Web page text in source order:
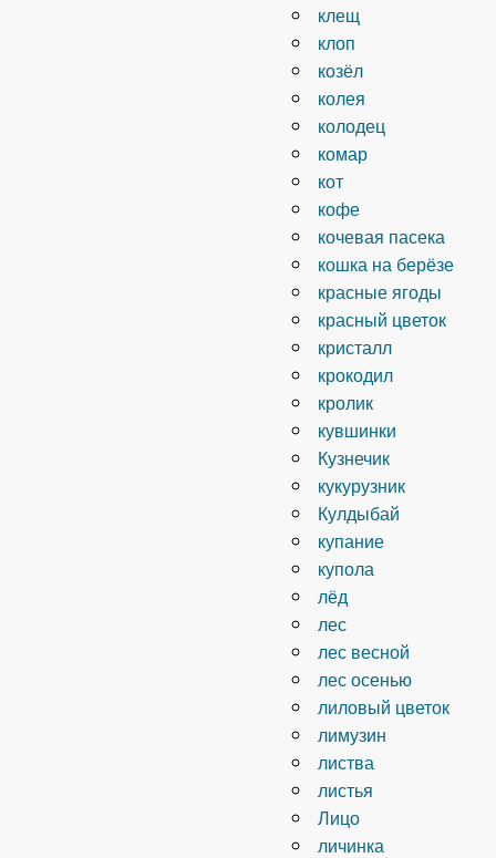
клещ
клоп
козёл
колея
колодец
комар
кот
кофе
кочевая пасека
кошка на берёзе
красные ягоды
красный цветок
кристалл
крокодил
кролик
кувшинки
Кузнечик
кукурузник
Кулдыбай
купание
купола
лёд
лес
лес весной
лес осенью
лиловый цветок
лимузин
листва
листья
Лицо
личинка